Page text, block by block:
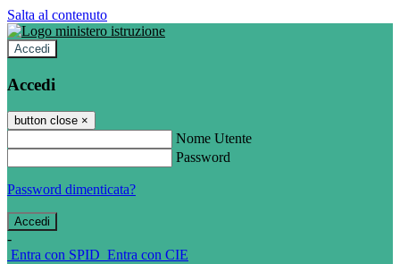
Salta al contenuto
Accedi
Accedi
button close ×
Nome Utente
Password
Password dimenticata?
-
Entra con SPID Entra con CIE